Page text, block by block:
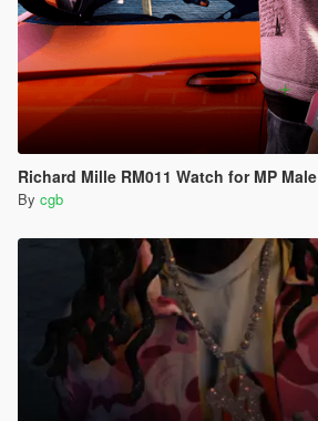
Richard Mille RM011 Watch for MP Male
By cgb